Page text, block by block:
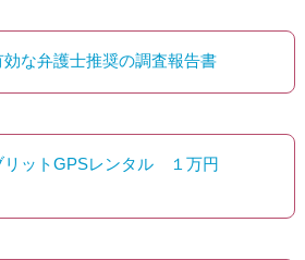
な弁護士推奨の調査報告書
リットGPSレンタル １万円